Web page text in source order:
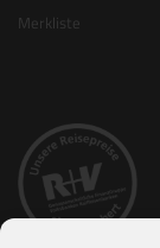
Merkliste